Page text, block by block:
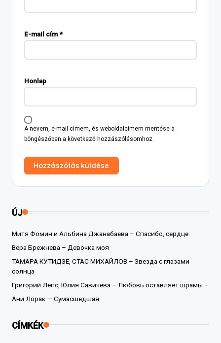
E-mail cím*
Honlap
A nevem, e-mail címem, és weboldalcímem mentése a
böngészőben a következő hozzászólásomhoz.
ÚJ
Митя Фомин и Альбина Джанабаева – Спасибо, сердце
Вера Брежнева – Девочка моя
ТАМАРА КУТИДЗЕ, СТАС МИХАЙЛОВ – Звезда с глазами
солнца
Григорий Лепс, Юлия Савичева – Любовь оставляет шрамы –
Ани Лорак — Сумасшедшая
CÍMKÉK